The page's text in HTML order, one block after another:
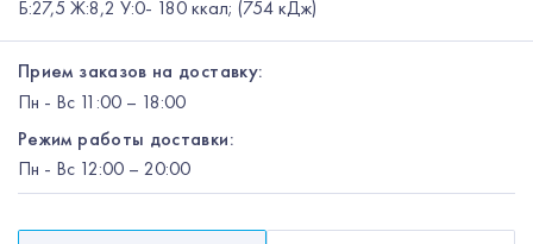
Б:27,5 Ж:8,2 У:0- 180 ккал; (754 кДж)
Прием заказов на доставку:
Пн - Вс 11:00 – 18:00
Режим работы доставки:
Пн - Вс 12:00 – 20:00